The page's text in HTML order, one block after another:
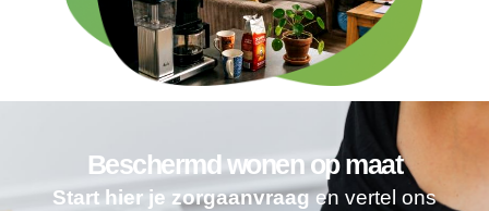
Beschermd wonen op maat
Start hier je zorgaanvraagen vertel ons